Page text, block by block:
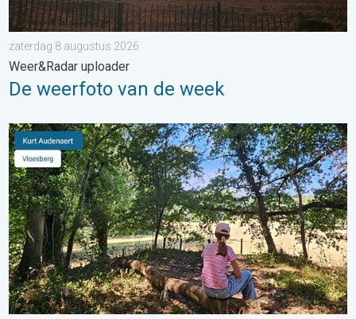
zaterdag 8 augustus 2026
Weer&Radar uploader
De weerfoto van de week
Stuur jouw weerfoto van de week!. Weer&Radar Uploader. . .